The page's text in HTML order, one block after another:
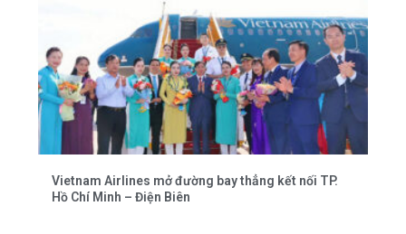
Vietnam Airlines mở đường bay thẳng kết nối TP.
Hồ Chí Minh – Điện Biên